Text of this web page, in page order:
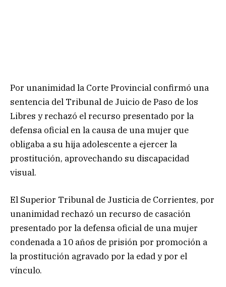
Por unanimidad la Corte Provincial confirmó una
sentencia del Tribunal de Juicio de Paso de los
Libres y rechazó el recurso presentado por la
defensa oficial en la causa de una mujer que
obligaba a su hija adolescente a ejercer la
prostitución, aprovechando su discapacidad
visual.
El Superior Tribunal de Justicia de Corrientes, por
unanimidad rechazó un recurso de casación
presentado por la defensa oficial de una mujer
condenada a 10 años de prisión por promoción a
la prostitución agravado por la edad y por el
vínculo.